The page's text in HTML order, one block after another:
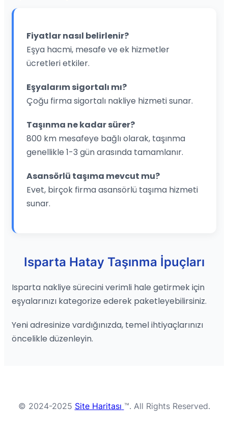
Fiyatlar nasıl belirlenir?
Eşya hacmi, mesafe ve ek hizmetler
ücretleri etkiler.
Eşyalarım sigortalı mı?
Çoğu firma sigortalı nakliye hizmeti sunar.
Taşınma ne kadar sürer?
800 km mesafeye bağlı olarak, taşınma
genellikle 1-3 gün arasında tamamlanır.
Asansörlü taşıma mevcut mu?
Evet, birçok firma asansörlü taşıma hizmeti
sunar.
Isparta Hatay Taşınma İpuçları
Isparta nakliye sürecini verimli hale getirmek için
eşyalarınızı kategorize ederek paketleyebilirsiniz.
Yeni adresinize vardığınızda, temel ihtiyaçlarınızı
öncelikle düzenleyin.
© 2024-2025 Site Haritası ™. All Rights Reserved.